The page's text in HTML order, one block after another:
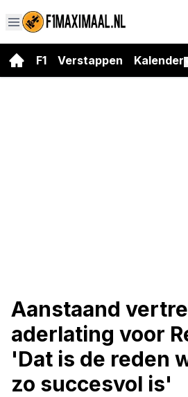
F1 Verstappen Kalender
Aanstaand
aderlating voor
'Dat is de reden
zo succesvol is'